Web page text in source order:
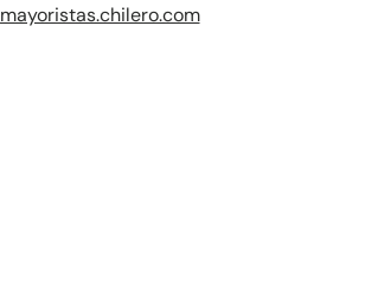
mayoristas.chilero.com